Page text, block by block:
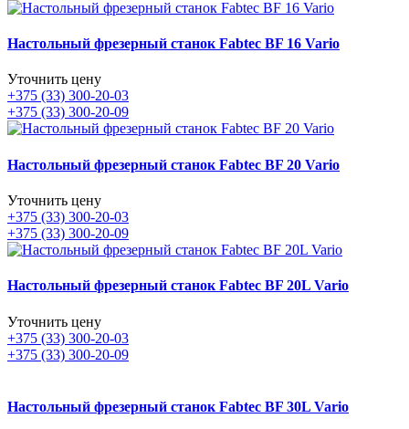
Настольный фрезерный станок Fabtec BF 16 Vario
Уточнить цену
+375 (33) 300-20-03
+375 (33) 300-20-09
Настольный фрезерный станок Fabtec BF 20 Vario
Уточнить цену
+375 (33) 300-20-03
+375 (33) 300-20-09
Настольный фрезерный станок Fabtec BF 20L Vario
Уточнить цену
+375 (33) 300-20-03
+375 (33) 300-20-09
Настольный фрезерный станок Fabtec BF 30L Vario